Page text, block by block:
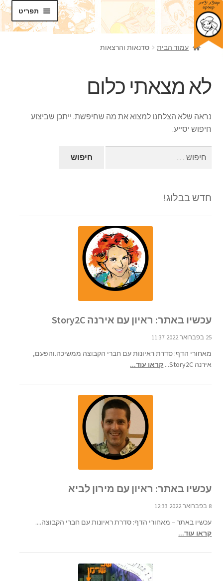
דלג
לניווט
לדלג
לתוכן
תפריט
חנות
סדנאות
תכנים
עמוד הבית סדנאות והרצאות
לא מצאתי כלום
נראה שלא הצלחנו למצוא את מה שחיפשת. ייתכן שביצוע
חיפוש יסייע.
חדש בבלוג!
עכשיו באתר: ראיון עם אירנה Story2C
25 בפברואר 2022 11:37
מאחורי הדף: סדרת ראיונות עם חברי הקבוצה ממשיכה.והפעם,
אירנה Story2C...
קראו עוד...
עכשיו באתר: ראיון עם מירון לביא
8 בפברואר 2022 12:33
עכשיו באתר – מאחורי הדף: סדרת ראיונות עם חברי הקבוצה....
קראו עוד...